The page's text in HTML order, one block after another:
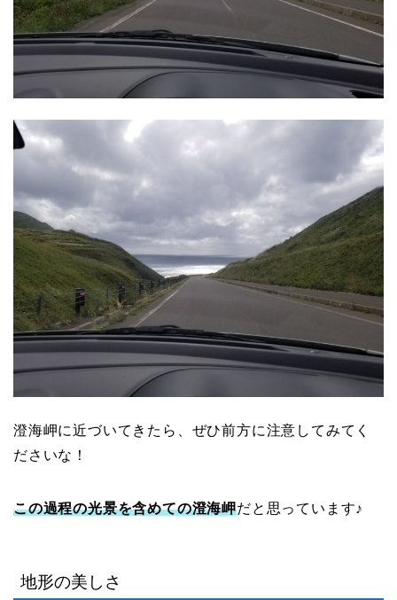
澄海岬に近づいてきたら、ぜひ前方に注意してみてく
ださいな！
この過程の光景を含めての澄海岬だと思っています♪
地形の美しさ